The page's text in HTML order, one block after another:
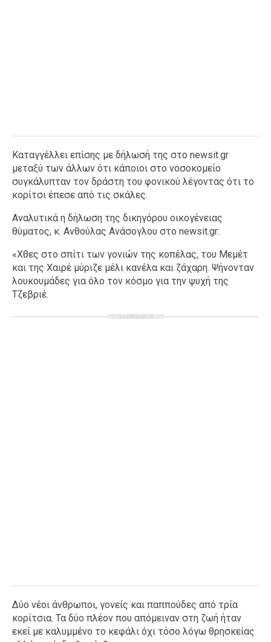
Καταγγέλλει επίσης με δήλωσή της στο newsit.gr
μεταξύ των άλλων ότι κάποιοι στο νοσοκομείο
συγκάλυπταν τον δράστη του φονικού λέγοντας ότι το
κορίτσι έπεσε από τις σκάλες.
Αναλυτικά η δήλωση της δικηγόρου οικογένειας
θύματος, κ. Ανθούλας Ανάσογλου στο newsit.gr:
«Χθες στο σπίτι των γονιών της κοπέλας, του Μεμέτ
και της Χαιρέ μύριζε μέλι κανέλα και ζάχαρη. Ψήνονταν
λουκουμάδες για όλο τον κόσμο για την ψυχή της
Τζεβριέ.
ΔΙΑΦΗΜΙΣΗ
Δύο νέοι άνθρωποι, γονείς και παππούδες από τρία
κορίτσια. Τα δύο πλέον που απόμειναν στη ζωή ήταν
εκεί με καλυμμένο το κεφάλι όχι τόσο λόγω θρησκείας